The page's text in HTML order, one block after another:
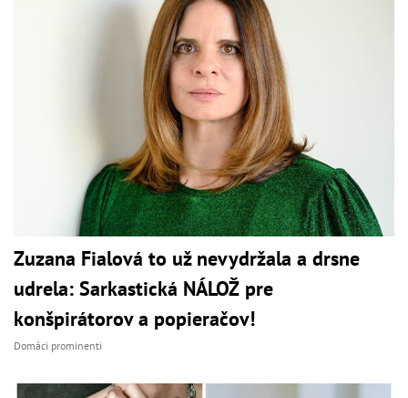
Zuzana Fialová to už nevydržala a drsne
udrela: Sarkastická NÁLOŽ pre
konšpirátorov a popieračov!
Domáci prominenti